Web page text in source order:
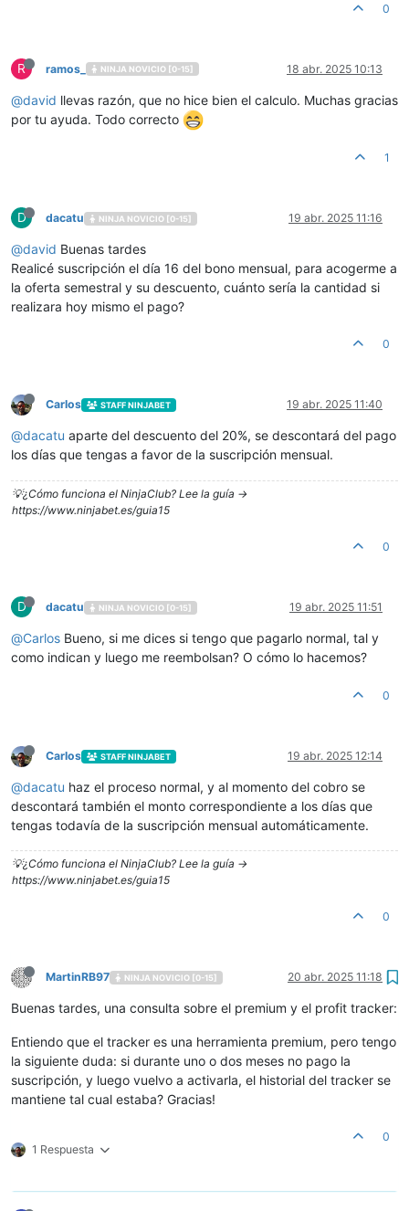
0
R ramos_ NINJA NOVICIO [0-15] 18 abr. 2025 10:13
@david llevas razón, que no hice bien el calculo. Muchas gracias
por tu ayuda. Todo correcto
1
D dacatu NINJA NOVICIO [0-15] 19 abr. 2025 11:16
@david Buenas tardes
Realicé suscripción el día 16 del bono mensual, para acogerme a
la oferta semestral y su descuento, cuánto sería la cantidad si
realizara hoy mismo el pago?
0
Carlos STAFF NINJABET 19 abr. 2025 11:40
@dacatu aparte del descuento del 20%, se descontará del pago
los días que tengas a favor de la suscripción mensual.
💡¿Cómo funciona el NinjaClub? Lee la guía ->
https://www.ninjabet.es/guia15
0
D dacatu NINJA NOVICIO [0-15] 19 abr. 2025 11:51
@Carlos Bueno, si me dices si tengo que pagarlo normal, tal y
como indican y luego me reembolsan? O cómo lo hacemos?
0
Carlos STAFF NINJABET 19 abr. 2025 12:14
@dacatu haz el proceso normal, y al momento del cobro se
descontará también el monto correspondiente a los días que
tengas todavía de la suscripción mensual automáticamente.
💡¿Cómo funciona el NinjaClub? Lee la guía ->
https://www.ninjabet.es/guia15
0
MartinRB97 NINJA NOVICIO [0-15] 20 abr. 2025 11:18
Buenas tardes, una consulta sobre el premium y el profit tracker:
Entiendo que el tracker es una herramienta premium, pero tengo
la siguiente duda: si durante uno o dos meses no pago la
suscripción, y luego vuelvo a activarla, el historial del tracker se
mantiene tal cual estaba? Gracias!
1 Respuesta
0